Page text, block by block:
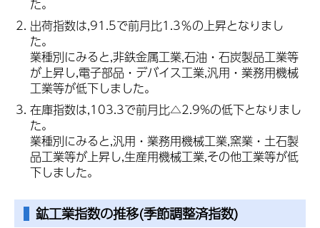
た。
出荷指数は,91.5で前月比1.3％の上昇となりまし
た。
業種別にみると,非鉄金属工業,石油・石炭製品工業等
が上昇し,電子部品・デバイス工業,汎用・業務用機械
工業等が低下しました。
在庫指数は,103.3で前月比△2.9%の低下となりまし
た。
業種別にみると,汎用・業務用機械工業,窯業・土石製
品工業等が上昇し,生産用機械工業,その他工業等が低
下しました。
鉱工業指数の推移(季節調整済指数)